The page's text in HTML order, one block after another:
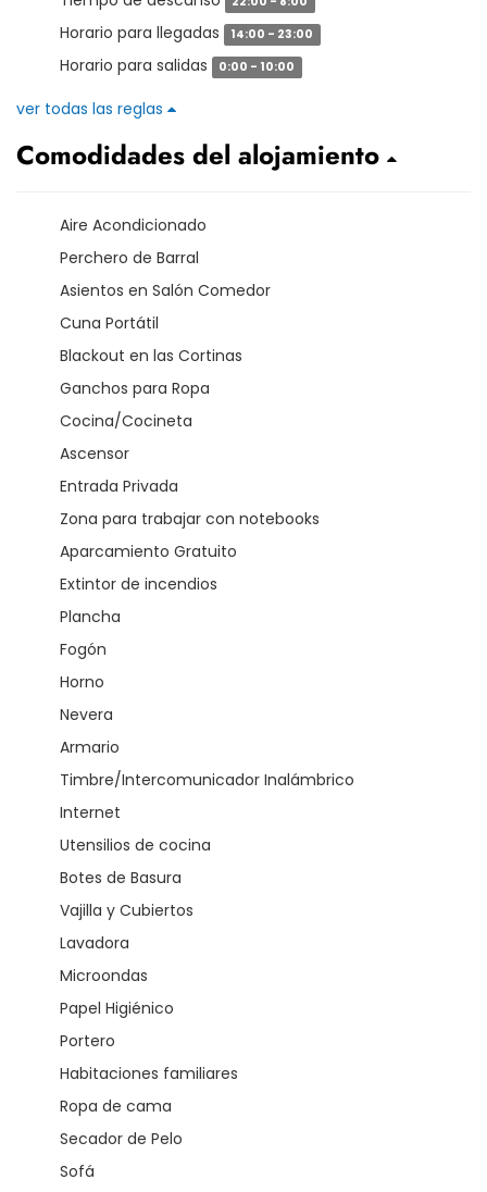
Horario para llegadas 14:00 - 23:00
Horario para salidas 0:00 - 10:00
ver todas las reglas
Comodidades del alojamiento
Aire Acondicionado
Perchero de Barral
Asientos en Salón Comedor
Cuna Portátil
Blackout en las Cortinas
Ganchos para Ropa
Cocina/Cocineta
Ascensor
Entrada Privada
Zona para trabajar con notebooks
Aparcamiento Gratuito
Extintor de incendios
Plancha
Fogón
Horno
Nevera
Armario
Timbre/Intercomunicador Inalámbrico
Internet
Utensilios de cocina
Botes de Basura
Vajilla y Cubiertos
Lavadora
Microondas
Papel Higiénico
Portero
Habitaciones familiares
Ropa de cama
Secador de Pelo
Sofá